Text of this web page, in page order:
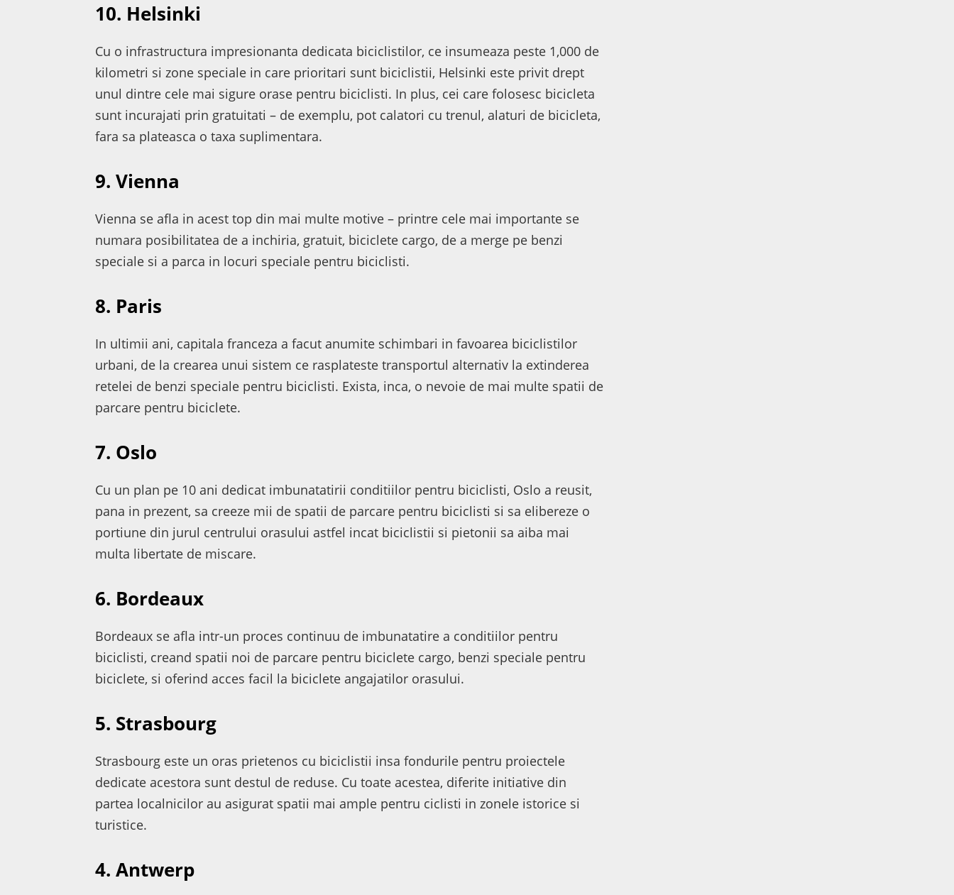
10. Helsinki
Cu o infrastructura impresionanta dedicata biciclistilor, ce insumeaza peste 1,000 de
kilometri si zone speciale in care prioritari sunt biciclistii, Helsinki este privit drept
unul dintre cele mai sigure orase pentru biciclisti. In plus, cei care folosesc bicicleta
sunt incurajati prin gratuitati – de exemplu, pot calatori cu trenul, alaturi de bicicleta,
fara sa plateasca o taxa suplimentara.
9. Vienna
Vienna se afla in acest top din mai multe motive – printre cele mai importante se
numara posibilitatea de a inchiria, gratuit, biciclete cargo, de a merge pe benzi
speciale si a parca in locuri speciale pentru biciclisti.
8. Paris
In ultimii ani, capitala franceza a facut anumite schimbari in favoarea biciclistilor
urbani, de la crearea unui sistem ce rasplateste transportul alternativ la extinderea
retelei de benzi speciale pentru biciclisti. Exista, inca, o nevoie de mai multe spatii de
parcare pentru biciclete.
7. Oslo
Cu un plan pe 10 ani dedicat imbunatatirii conditiilor pentru biciclisti, Oslo a reusit,
pana in prezent, sa creeze mii de spatii de parcare pentru biciclisti si sa elibereze o
portiune din jurul centrului orasului astfel incat biciclistii si pietonii sa aiba mai
multa libertate de miscare.
6. Bordeaux
Bordeaux se afla intr-un proces continuu de imbunatatire a conditiilor pentru
biciclisti, creand spatii noi de parcare pentru biciclete cargo, benzi speciale pentru
biciclete, si oferind acces facil la biciclete angajatilor orasului.
5. Strasbourg
Strasbourg este un oras prietenos cu biciclistii insa fondurile pentru proiectele
dedicate acestora sunt destul de reduse. Cu toate acestea, diferite initiative din
partea localnicilor au asigurat spatii mai ample pentru ciclisti in zonele istorice si
turistice.
4. Antwerp